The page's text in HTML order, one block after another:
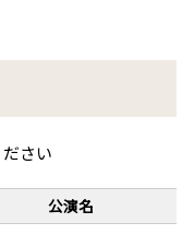
さい
公演名